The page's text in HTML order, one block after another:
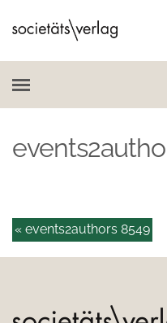
« events2authors 8549